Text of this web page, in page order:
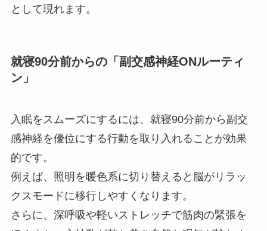
として現れます。
就寝90分前からの「副交感神経ONルーティ
ン」
入眠をスムーズにするには、就寝90分前から副交
感神経を優位にする行動を取り入れることが効果
的です。
例えば、照明を暖色系に切り替えると脳がリラッ
クスモードに移行しやすくなります。
さらに、深呼吸や軽いストレッチで筋肉の緊張を